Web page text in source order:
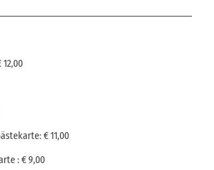
€ 11,00
: € 9,00